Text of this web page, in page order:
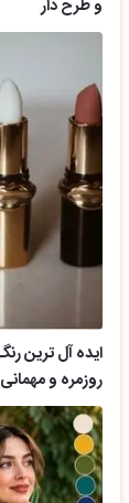
و طرح دار
روزمره و مهمانی